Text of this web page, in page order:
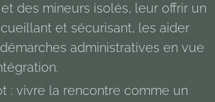
des mineurs isolés, leur offrir un
et sécurisant, les aider
administratives en vue
: vivre la rencontre comme un